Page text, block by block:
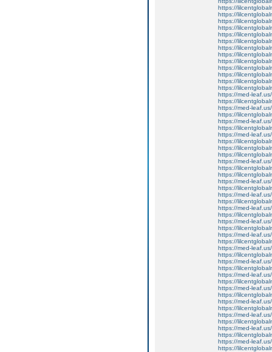
https://
https://
https://
https://
https://
https://
https://
https://
https://
https://
https://
https://
https://
https://med-leaf.us/
https://
https://med-leaf.us/
https://
https://med-leaf.us/
https://
https://med-leaf.us/
https://
https://
https://
https://med-leaf.us/
https://
https://
https://med-leaf.us/
https://
https://med-leaf.us/
https://
https://med-leaf.us/
https://
https://med-leaf.us/
https://
https://med-leaf.us/
https://
https://med-leaf.us/
https://
https://med-leaf.us/
https://
https://med-leaf.us/
https://
https://med-leaf.us/
https://
https://med-leaf.us/
https://
https://med-leaf.us/
https://
https://med-leaf.us/
https://
https://med-leaf.us/
https://